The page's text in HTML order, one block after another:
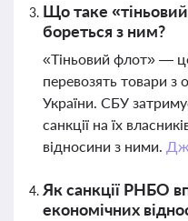
Що таке
бореться з ним?
«Тіньовий флот» —
перевозять товари з
України. СБУ
санкції на їх
відносини з ними.
Як санкції РНБО
економічних